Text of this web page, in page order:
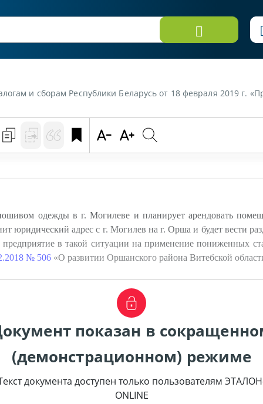
планирует арендовать помещение в г. Орше для размещения цеха по пошиву одежды. Если предприятие изменит юридический адрес с г. Могилева на г. Оршу и будет вести раздельный учет выручки по производству в г. Орше и в г. Могилеве, имеет ли право
одежды в г. Могилеве и планирует арендовать
юридический адрес с г. Могилев на г. Орша и будет вести
в такой ситуации на применение пониженных
№ 506 «О развитии Оршанского района Витебской
показан в
(демонстрационном) режиме
документа доступен только пользователям
ONLINE